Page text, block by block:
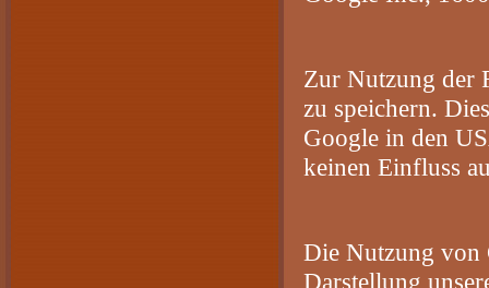
Zur Nutzung der
zu speichern.
Google in den
keinen Einfluss
Die Nutzung von
Darstellung